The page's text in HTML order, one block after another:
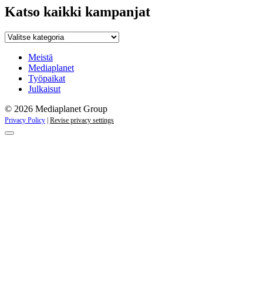
Katso kaikki kampanjat
Katso
kampanjat
Meistä
Mediaplanet
Työpaikat
Julkaisut
© 2026 Mediaplanet Group
Privacy Policy | Revise privacy settings